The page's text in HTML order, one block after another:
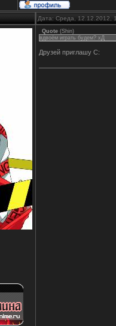
Дата: Среда,
Quote (Shin)
вдвоём играть будем? хД
Друзей приглашу C: